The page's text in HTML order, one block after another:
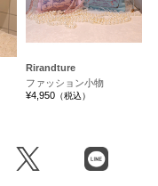
Rirandture
ファッション小物
¥4,950 （税込）
X（旧Twitter） LINE